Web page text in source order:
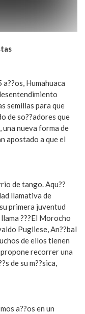
Humahuaca
semillas para que
de so??adores que
nueva forma de
apostado a que el
de tango. Aqu??
llamativa de
primera juventud
???El Morocho
Pugliese, An??bal
de ellos tienen
recorrer una
de su m??sica,
a??os en un